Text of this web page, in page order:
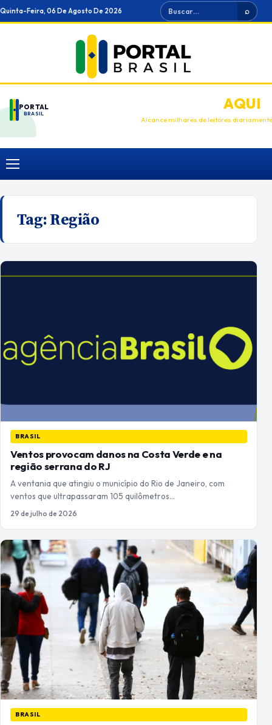
Ir
para
Quinta-Feira, 06 De Agosto De 2026 Buscar ⌕
PORTAL
BRASIL
ANUNCIEAQUI
Alcance milhares de leitores diariamente
Menu
Tag:Região
BRASIL
Ventos provocam danos na Costa Verde e na
região serrana do RJ
A ventania que atingiu o município do Rio de Janeiro, com
ventos que ultrapassaram 105 quilômetros…
29 de julho de 2026
BRASIL